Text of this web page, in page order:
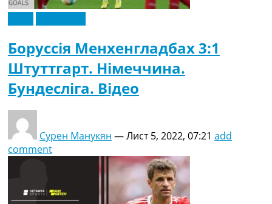
Боруссія Менхенгладбах 3:1
Штуттгарт. Німеччина.
Бундесліга. Відео
Сурен Манукян —Лист 5, 2022, 07:21 add
comment